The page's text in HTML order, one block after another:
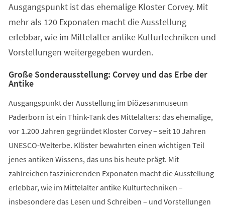
neuen
Tab)
Ausgangspunkt ist das ehemalige Kloster Corvey. Mit
mehr als 120 Exponaten macht die Ausstellung
erlebbar, wie im Mittelalter antike Kulturtechniken und
Vorstellungen weitergegeben wurden.
Große Sonderausstellung: Corvey und das Erbe der
Antike
Ausgangspunkt der Ausstellung im Diözesanmuseum
Paderborn ist ein Think-Tank des Mittelalters: das ehemalige,
vor 1.200 Jahren gegründet Kloster Corvey – seit 10 Jahren
UNESCO-Welterbe. Klöster bewahrten einen wichtigen Teil
jenes antiken Wissens, das uns bis heute prägt. Mit
zahlreichen faszinierenden Exponaten macht die Ausstellung
erlebbar, wie im Mittelalter antike Kulturtechniken –
insbesondere das Lesen und Schreiben – und Vorstellungen